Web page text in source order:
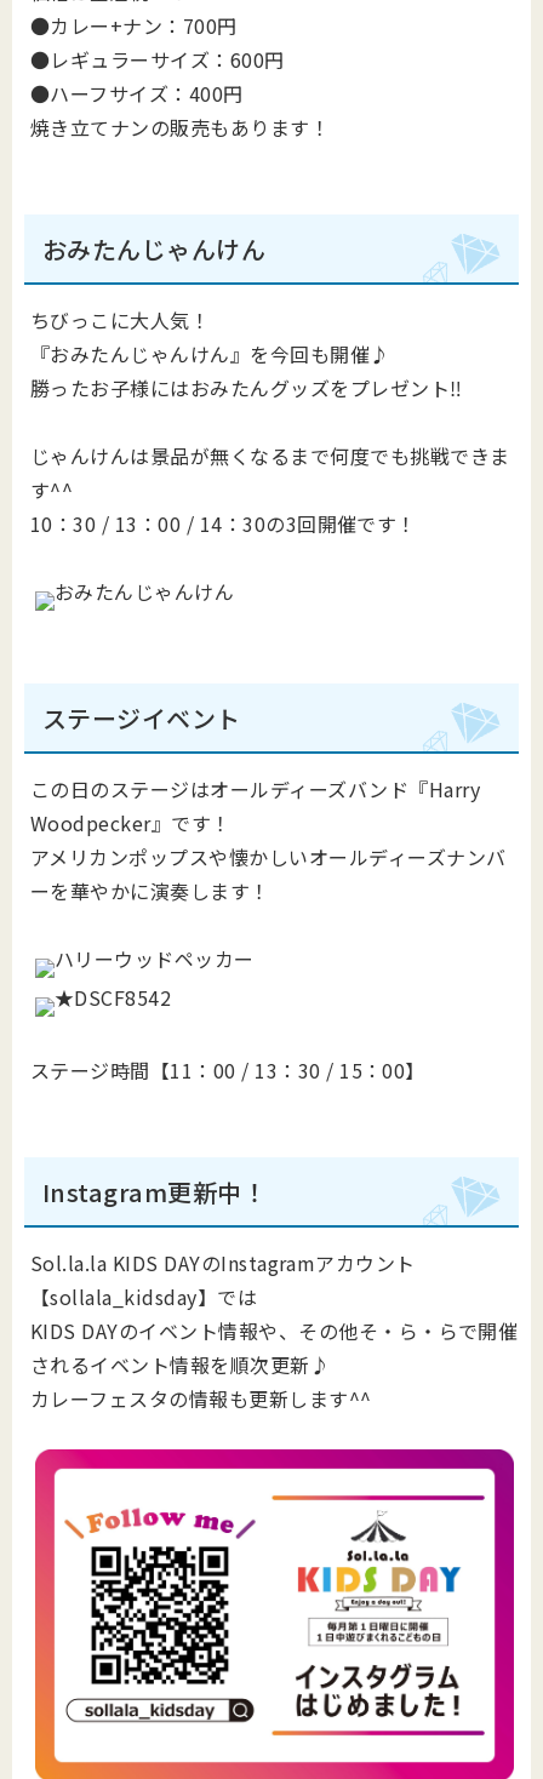
●カレー+ナン：700円
●レギュラーサイズ：600円
●ハーフサイズ：400円
焼き立てナンの販売もあります！
おみたんじゃんけん
ちびっこに大人気！
『おみたんじゃんけん』を今回も開催♪
勝ったお子様にはおみたんグッズをプレゼント‼
じゃんけんは景品が無くなるまで何度でも挑戦できま
す^^
10：30 / 13：00 / 14：30の3回開催です！
ステージイベント
この日のステージはオールディーズバンド『Harry
Woodpecker』です！
アメリカンポップスや懐かしいオールディーズナンバ
ーを華やかに演奏します！
ステージ時間【11：00 / 13：30 / 15：00】
Instagram更新中！
Sol.la.la KIDS DAYのInstagramアカウント
【sollala_kidsday】では
KIDS DAYのイベント情報や、その他そ・ら・らで開催
されるイベント情報を順次更新♪
カレーフェスタの情報も更新します^^